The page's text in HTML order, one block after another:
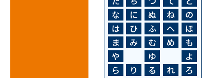
な
に ぬ ね
の
は
ひ ふ へ
ほ
ま
み む め
も
や
ゆ
よ
ら
り る れ
ろ